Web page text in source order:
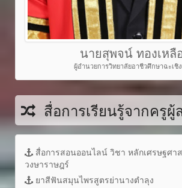
นายสุพจน์ ทองเหลื
ผู้อำนวยการวิทยาลัยอาชีวศึกษาฉะเชิง
สื่อการเรียนรู้จากครูผู้
สื่อการสอนออนไลน์ วิชา หลักเศรษฐศา
วงษาราษฎร์
ยาสีฟันสมุนไพรสูตรย่านางตำลุง